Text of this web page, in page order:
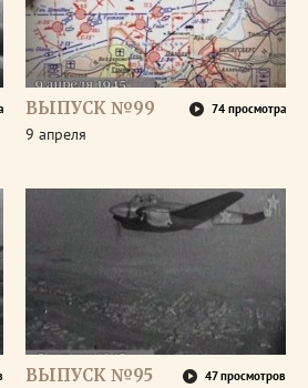
ВЫПУСК №99 74 просмотра
9 апреля
ВЫПУСК №95 47 просмотров